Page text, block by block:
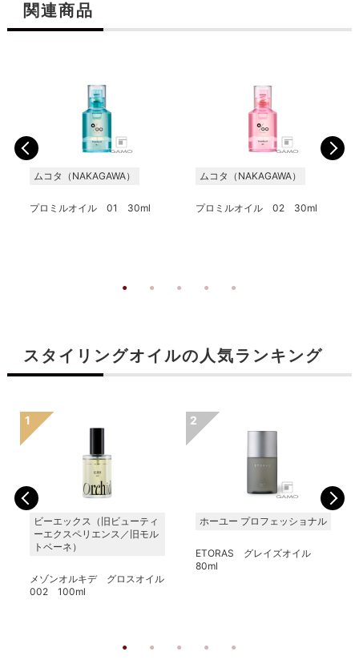
関連商品
ムコタ（NAKAGAWA）
プロミルオイル 01 30ml
ムコタ（NAKAGAWA）
プロミルオイル 02 30ml
スタイリングオイルの人気ランキング
ビーエックス（旧ビューティ
ーエクスペリエンス／旧モル
トベーネ）
メゾンオルキデ グロスオイル
002 100ml
ホーユー プロフェッショナル
ETORAS グレイズオイル
80ml